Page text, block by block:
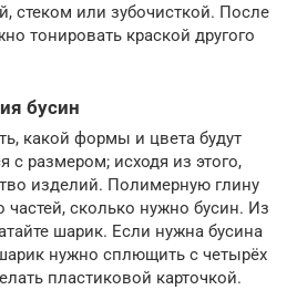
стеком или зубочисткой. После
тонировать краской другого
бусин
какой формы и цвета будут
с размером; исходя из этого,
изделий. Полимерную глину
частей, сколько нужно бусин. Из
шарик. Если нужна бусина
нужно сплющить с четырёх
пластиковой карточкой.